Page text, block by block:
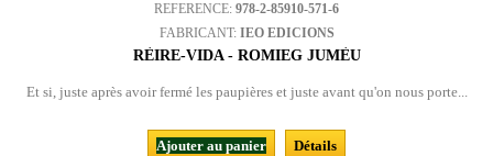
REFERENCE: 978-2-85910-571-6
FABRICANT: IEO EDICIONS
RÈIRE-VIDA - ROMIEG JUMÈU
Et si, juste après avoir fermé les paupières et juste avant qu'on nous porte...
Ajouter au panier
Détails